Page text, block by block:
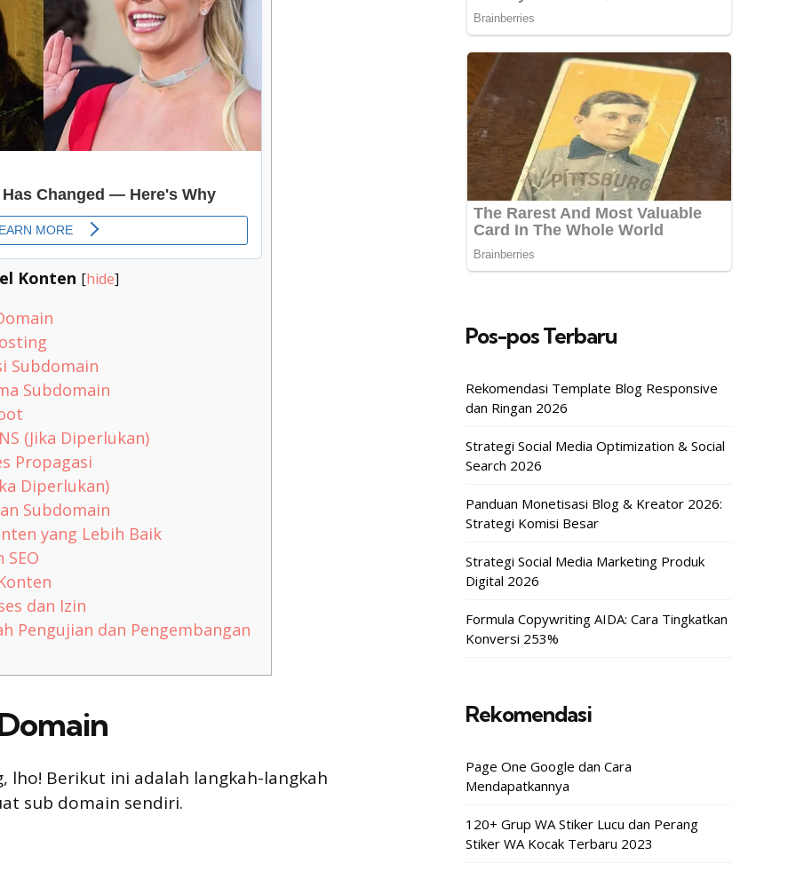
Konten [hide]
Subdomain
Subdomain
(Jika Diperlukan)
Propagasi
Diperlukan)
Subdomain
yang Lebih Baik
dan Izin
Pengujian dan Pengembangan
Berikut ini adalah langkah-langkah
sub domain sendiri.
Pos-pos Terbaru
Rekomendasi Template Blog Responsive
dan Ringan 2026
Strategi Social Media Optimization & Social
Search 2026
Panduan Monetisasi Blog & Kreator 2026:
Strategi Komisi Besar
Strategi Social Media Marketing Produk
Digital 2026
Formula Copywriting AIDA: Cara Tingkatkan
Konversi 253%
Rekomendasi
Page One Google dan Cara
Mendapatkannya
120+ Grup WA Stiker Lucu dan Perang
Stiker WA Kocak Terbaru 2023